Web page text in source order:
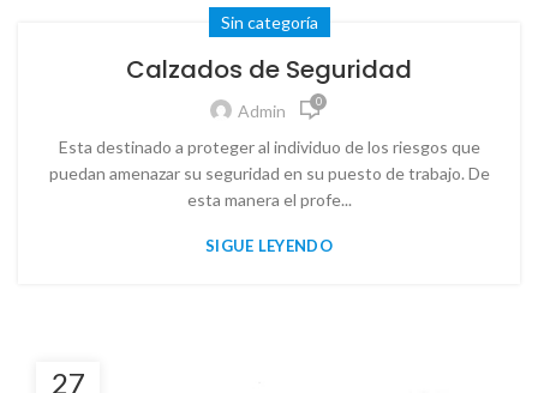
Sin categoría
Calzados de Seguridad
Admin 0
Esta destinado a proteger al individuo de los riesgos que
puedan amenazar su seguridad en su puesto de trabajo. De
esta manera el profe...
SIGUE LEYENDO
27